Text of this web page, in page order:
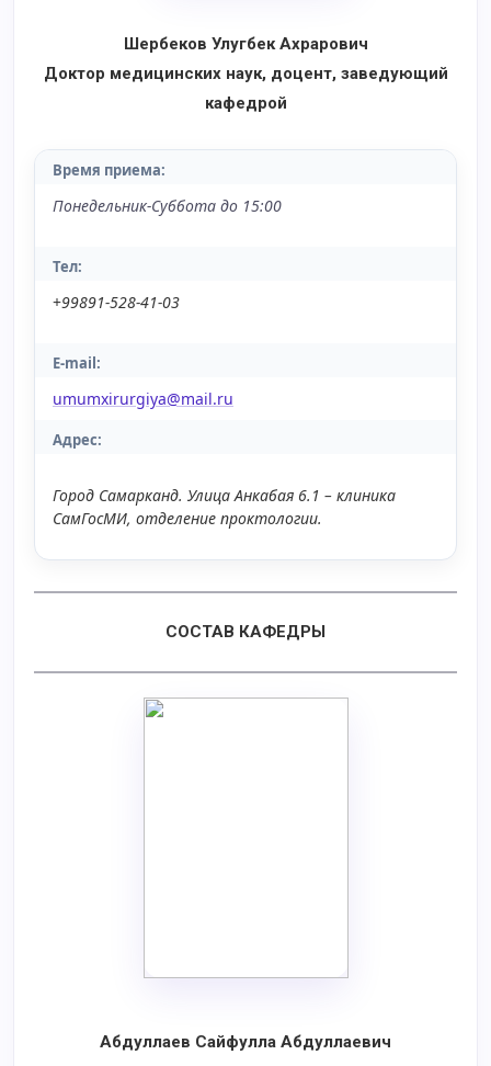
Шербеков Улугбек Ахрарович
Доктор медицинских наук, доцент, заведующий
кафедрой
Время приема:
Понедельник-Суббота до 15:00
Тел:
+99891-528-41-03
E-mail:
umumxirurgiya@mail.ru
Адрес:
Город Самарканд. Улица Анкабая 6.1 – клиника
СамГосМИ, отделение проктологии.
СОСТАВ КАФЕДРЫ
Абдуллаев Сайфулла Абдуллаевич